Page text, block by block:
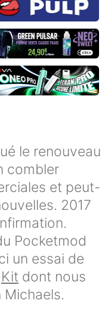
le renouveau
combler
et peut-
2017
Pocketmod
un essai de
Kit dont nous